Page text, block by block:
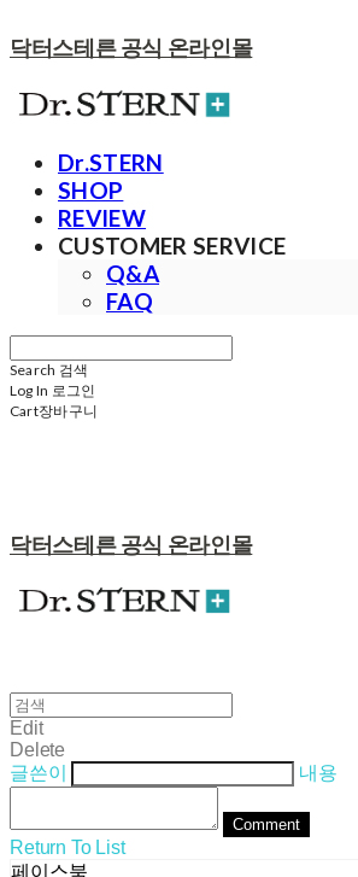
닥터스테른 공식 온라인몰
Dr.STERN
SHOP
REVIEW
CUSTOMER SERVICE
Q&A
FAQ
Search 검색
Log In 로그인
Cart장바구니
닥터스테른 공식 온라인몰
Edit
Delete
글쓴이
내용
Comment
Return To List
페이스북